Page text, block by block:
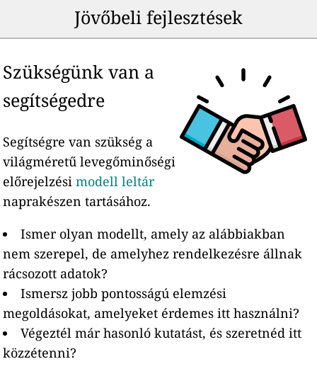
Jövőbeli fejlesztések
Szükségünk van a
segítségedre
Segítségre van szükség a
világméretű levegőminőségi
előrejelzésimodell leltár
naprakészen tartásához.
Ismer olyan modellt, amely az alábbiakban
nem szerepel, de amelyhez rendelkezésre állnak
rácsozott adatok?
Ismersz jobb pontosságú elemzési
megoldásokat, amelyeket érdemes itt használni?
Végeztél már hasonló kutatást, és szeretnéd itt
közzétenni?